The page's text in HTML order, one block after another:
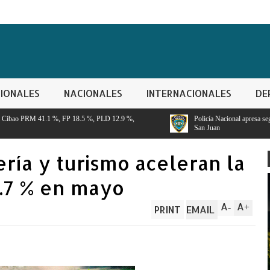
NACIONALES INTERNACIONALES
PLD 12.9 %,
Policía Nacional apresa segundo implicado en robo de
y turismo aceleran la
% en mayo
A+
A-
PRINT EMAIL